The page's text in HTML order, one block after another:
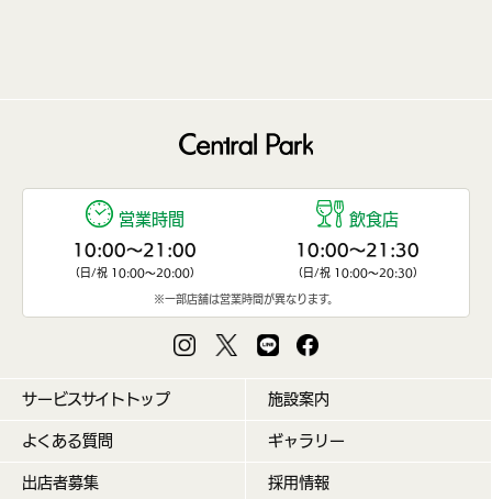
営業時間
10:00〜21:00
（日/祝 10:00〜20:00）
飲食店
10:00〜21:30
（日/祝 10:00〜20:30）
※一部店舗は営業時間が異なります。
サービスサイトトップ 施設案内
よくある質問 ギャラリー
出店者募集 採用情報